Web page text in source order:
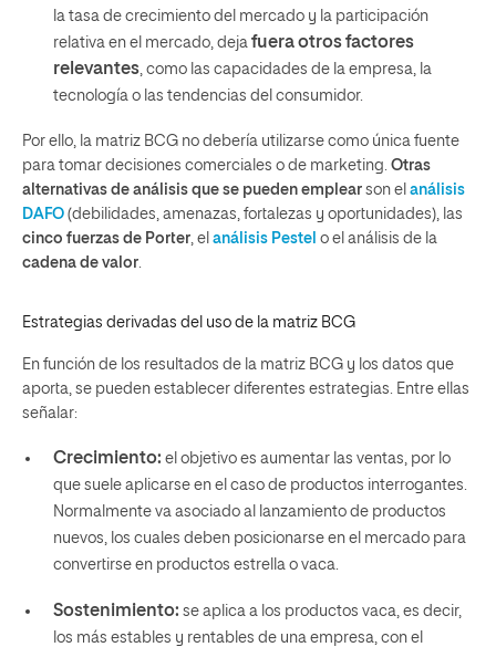
la tasa de crecimiento del mercado y la participación
relativa en el mercado, deja fuera otros factores
relevantes, como las capacidades de la empresa, la
tecnología o las tendencias del consumidor.
Por ello, la matriz BCG no debería utilizarse como única fuente
para tomar decisiones comerciales o de marketing. Otras
alternativas de análisis que se pueden emplear son el análisis
DAFO (debilidades, amenazas, fortalezas y oportunidades), las
cinco fuerzas de Porter, el análisis Pestel o el análisis de la
cadena de valor.
Estrategias derivadas del uso de la matriz BCG
En función de los resultados de la matriz BCG y los datos que
aporta, se pueden establecer diferentes estrategias. Entre ellas
señalar:
Crecimiento: el objetivo es aumentar las ventas, por lo
que suele aplicarse en el caso de productos interrogantes.
Normalmente va asociado al lanzamiento de productos
nuevos, los cuales deben posicionarse en el mercado para
convertirse en productos estrella o vaca.
Sostenimiento: se aplica a los productos vaca, es decir,
los más estables y rentables de una empresa, con el